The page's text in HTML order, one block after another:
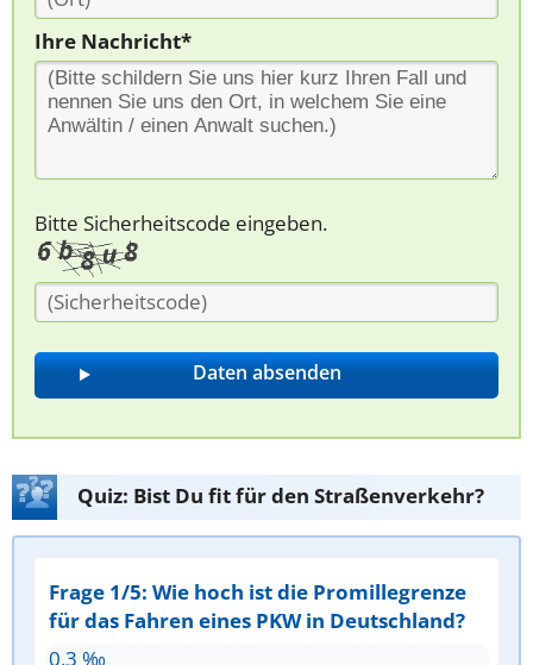
Ihre Nachricht*
Bitte Sicherheitscode eingeben.
Quiz: Bist Du fit für den Straßenverkehr?
Frage 1/5: Wie hoch ist die Promillegrenze
für das Fahren eines PKW in Deutschland?
0,3 ‰